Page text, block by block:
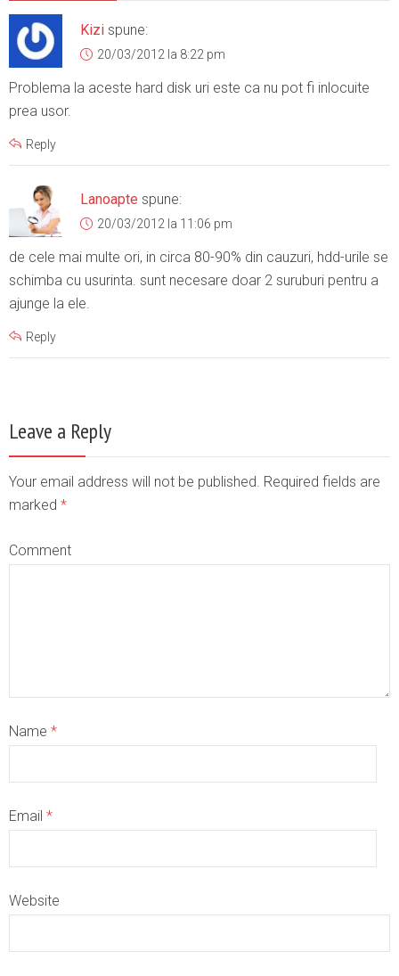
Kizi spune:
20/03/2012 la 8:22 pm
Problema la aceste hard disk uri este ca nu pot fi inlocuite
prea usor.
Reply
Lanoapte spune:
20/03/2012 la 11:06 pm
de cele mai multe ori, in circa 80-90% din cauzuri, hdd-urile se
schimba cu usurinta. sunt necesare doar 2 suruburi pentru a
ajunge la ele.
Reply
Leave a Reply
Your email address will not be published. Required fields are
marked *
Comment
Name *
Email *
Website